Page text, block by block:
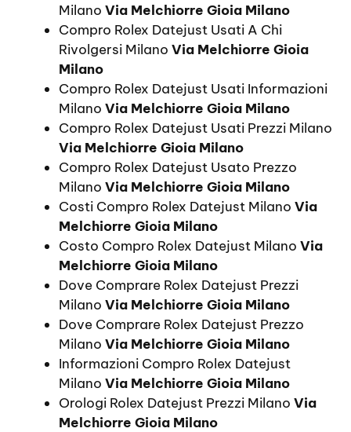
Milano Via Melchiorre Gioia Milano
Compro Rolex Datejust Usati A Chi
Rivolgersi Milano Via Melchiorre Gioia
Milano
Compro Rolex Datejust Usati Informazioni
Milano Via Melchiorre Gioia Milano
Compro Rolex Datejust Usati Prezzi Milano
Via Melchiorre Gioia Milano
Compro Rolex Datejust Usato Prezzo
Milano Via Melchiorre Gioia Milano
Costi Compro Rolex Datejust Milano Via
Melchiorre Gioia Milano
Costo Compro Rolex Datejust Milano Via
Melchiorre Gioia Milano
Dove Comprare Rolex Datejust Prezzi
Milano Via Melchiorre Gioia Milano
Dove Comprare Rolex Datejust Prezzo
Milano Via Melchiorre Gioia Milano
Informazioni Compro Rolex Datejust
Milano Via Melchiorre Gioia Milano
Orologi Rolex Datejust Prezzi Milano Via
Melchiorre Gioia Milano